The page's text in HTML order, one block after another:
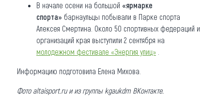
В начале осени на большой «ярмарке
спорта» барнаульцы побывали в Парке спорта
Алексея Смертина. Около 50 спортивных федераций и
организаций края выступили 2 сентября на
молодежном фестивале «Энергия улиц»
Информацию подготовила Елена Михова.
Фото altaisport.ru и из группы kgaukdm ВКонтакте.